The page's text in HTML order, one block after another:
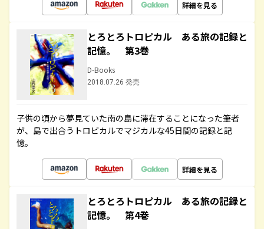
詳細を見る
とろとろトロピカル ある旅の記録と
記憶。 第3巻
D-Books
2018.07.26 発売
子供の頃から夢見ていた南の島に滞在することになった筆者
が、島で出合うトロピカルでマジカルな45日間の記録と記
憶。
詳細を見る
とろとろトロピカル ある旅の記録と
記憶。 第4巻